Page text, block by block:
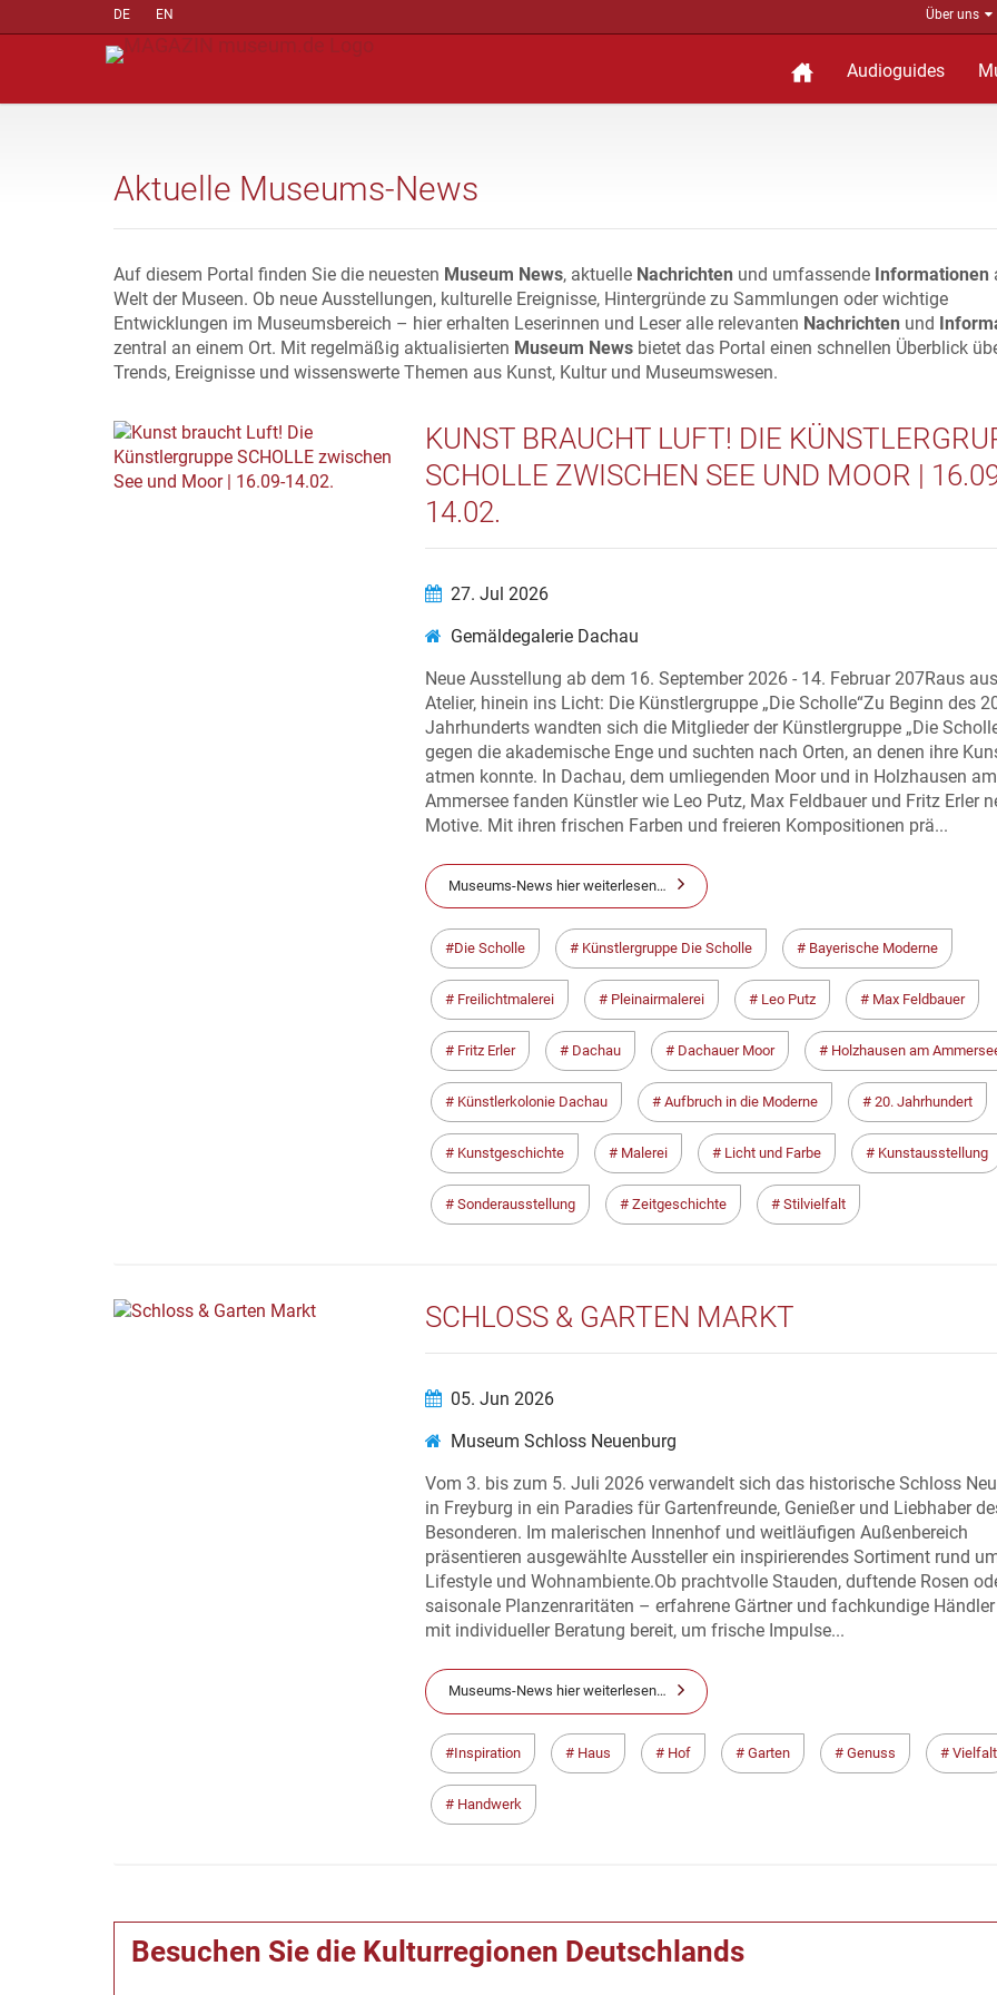
DE EN Über uns
Audioguides
Aktuelle Museums-News
Auf diesem Portal finden Sie die neuesten Museum News, aktuelle Nachrichten und umfassende Informationen
Welt der Museen. Ob neue Ausstellungen, kulturelle Ereignisse, Hintergründe zu Sammlungen oder wichtige
Entwicklungen im Museumsbereich – hier erhalten Leserinnen und Leser alle relevanten Nachrichten und
zentral an einem Ort. Mit regelmäßig aktualisierten Museum News bietet das Portal einen schnellen Überblick
Trends, Ereignisse und wissenswerte Themen aus Kunst, Kultur und Museumswesen.
KUNST BRAUCHT LUFT! DIE
SCHOLLE ZWISCHEN SEE UND MOOR |
14.02.
27. Jul 2026
Gemäldegalerie Dachau
Neue Ausstellung ab dem 16. September 2026 - 14. Februar 207Raus
Atelier, hinein ins Licht: Die Künstlergruppe „Die Scholle“Zu Beginn des
Jahrhunderts wandten sich die Mitglieder der Künstlergruppe „Die
gegen die akademische Enge und suchten nach Orten, an denen ihre
atmen konnte. In Dachau, dem umliegenden Moor und in Holzhausen am
Ammersee fanden Künstler wie Leo Putz, Max Feldbauer und Fritz Erler
Motive. Mit ihren frischen Farben und freieren Kompositionen prä...
Museums-News hier weiterlesen…
Die Scholle Künstlergruppe Die Scholle Bayerische Moderne
Freilichtmalerei Pleinairmalerei Leo Putz Max Feldbauer
Fritz Erler Dachau Dachauer Moor Holzhausen am
Künstlerkolonie Dachau Aufbruch in die Moderne 20. Jahrhundert
Kunstgeschichte Malerei Licht und Farbe Kunstausstellung
Sonderausstellung Zeitgeschichte Stilvielfalt
SCHLOSS & GARTEN MARKT
05. Jun 2026
Museum Schloss Neuenburg
Vom 3. bis zum 5. Juli 2026 verwandelt sich das historische Schloss
in Freyburg in ein Paradies für Gartenfreunde, Genießer und Liebhaber
Besonderen. Im malerischen Innenhof und weitläufigen Außenbereich
präsentieren ausgewählte Aussteller ein inspirierendes Sortiment rund
Lifestyle und Wohnambiente.Ob prachtvolle Stauden, duftende Rosen
saisonale Planzenraritäten – erfahrene Gärtner und fachkundige
mit individueller Beratung bereit, um frische Impulse...
Museums-News hier weiterlesen…
Inspiration Haus Hof Garten Genuss Vielfalt
Handwerk
Besuchen Sie die Kulturregionen Deutschlands